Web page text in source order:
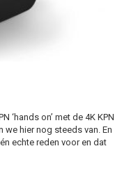
‘hands on’ met de 4K KPN
we hier nog steeds van. En
echte reden voor en dat